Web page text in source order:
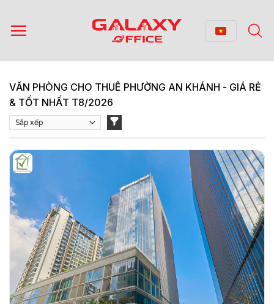
qua
nội
VĂN PHÒNG CHO THUÊ PHƯỜNG AN KHÁNH - GIÁ RẺ
& TỐT NHẤT T8/2026